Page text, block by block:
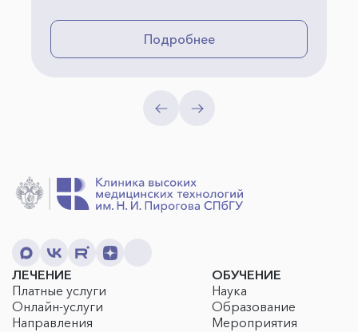
Подробнее
ЛЕЧЕНИЕ
Платные услуги
Онлайн-услуги
Направления
ОБУЧЕНИЕ
Наука
Образование
Мероприятия